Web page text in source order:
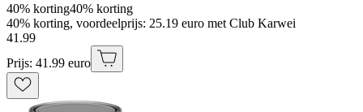
40% korting40% korting
40% korting, voordeelprijs: 25.19 euro met Club Karwei
41 .99
Prijs: 41.99 euro